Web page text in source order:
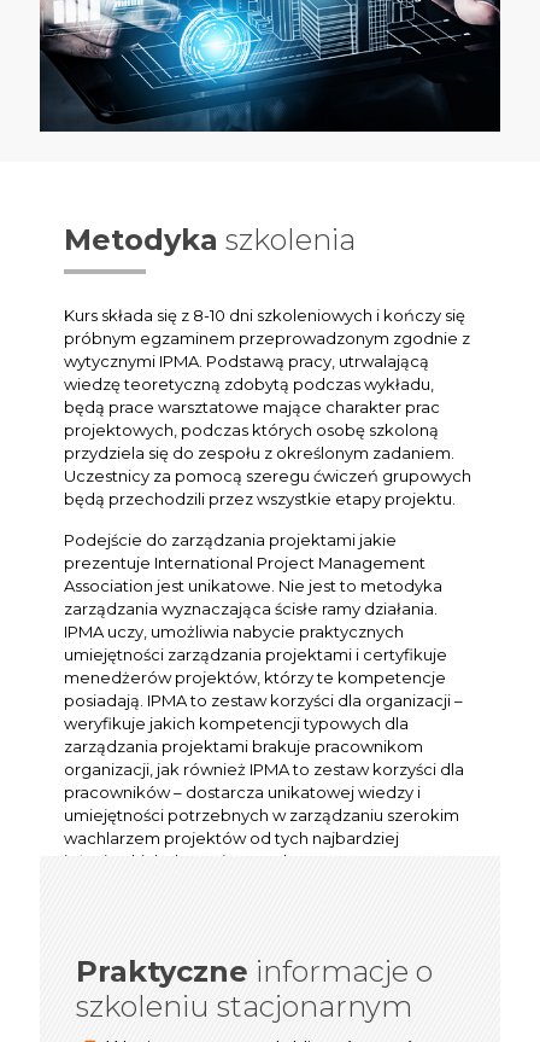
Metodyka szkolenia
Kurs składa się z 8-10 dni szkoleniowych i kończy się
próbnym egzaminem przeprowadzonym zgodnie z
wytycznymi IPMA. Podstawą pracy, utrwalającą
wiedzę teoretyczną zdobytą podczas wykładu,
będą prace warsztatowe mające charakter prac
projektowych, podczas których osobę szkoloną
przydziela się do zespołu z określonym zadaniem.
Uczestnicy za pomocą szeregu ćwiczeń grupowych
będą przechodzili przez wszystkie etapy projektu.
Podejście do zarządzania projektami jakie
prezentuje International Project Management
Association jest unikatowe. Nie jest to metodyka
zarządzania wyznaczająca ścisłe ramy działania.
IPMA uczy, umożliwia nabycie praktycznych
umiejętności zarządzania projektami i certyfikuje
menedżerów projektów, którzy te kompetencje
posiadają. IPMA to zestaw korzyści dla organizacji –
weryfikuje jakich kompetencji typowych dla
zarządzania projektami brakuje pracownikom
organizacji, jak również IPMA to zestaw korzyści dla
pracowników – dostarcza unikatowej wiedzy i
umiejętności potrzebnych w zarządzaniu szerokim
wachlarzem projektów od tych najbardziej
inżynierskich do społecznych.
Praktyczne informacje o
szkoleniu stacjonarnym
Praktyczne
informacje o
szkoleniu online/webinarze